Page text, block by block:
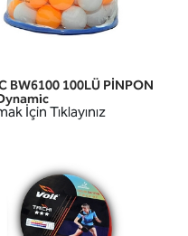
HIZLI GÖRÜNÜM
BW6100 100LÜ PİNPON
İçin Tıklayınız